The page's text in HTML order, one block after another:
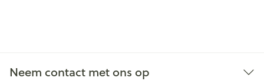
Neem contact met ons op